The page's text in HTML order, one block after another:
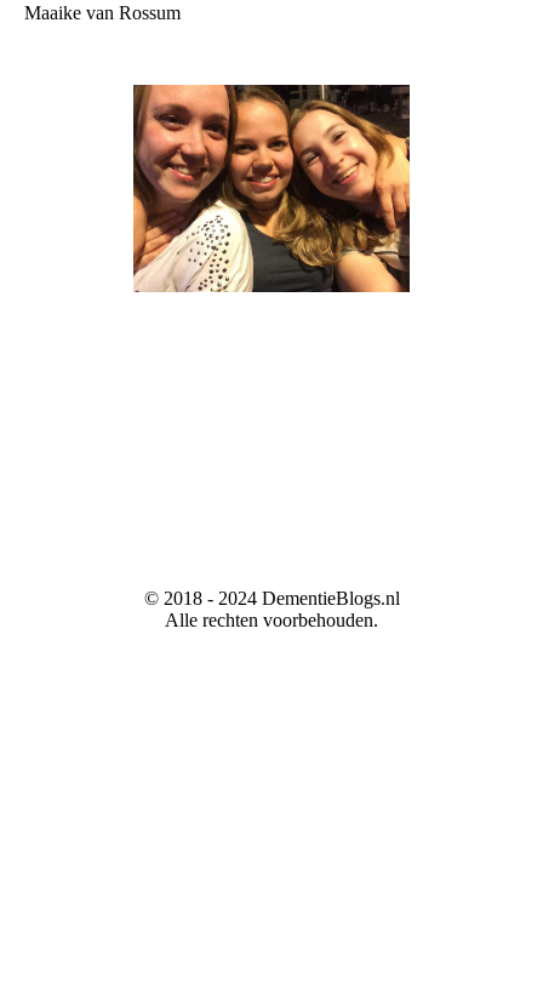
Maaike van Rossum
© 2018 - 2024 DementieBlogs.nl
Alle rechten voorbehouden.